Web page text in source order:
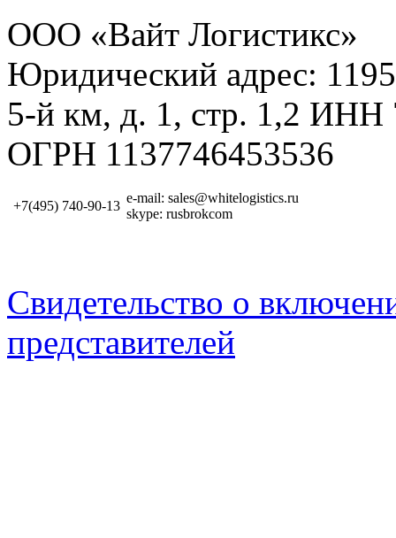
ООО «Вайт Логистикс»
Юридический адрес:
5-й км, д. 1, стр. 1,2
ОГРН 1137746453536
+7(495) 740-90-13
e-mail: sales@whitelogistics.ru
skype: rusbrokcom
Свидетельство о
представителей